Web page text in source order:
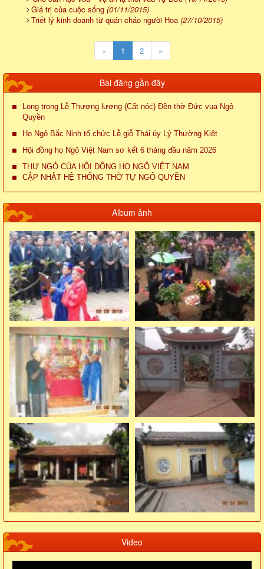
Giá trị của cuộc sống (01/11/2015)
Triết lý kinh doanh từ quán cháo người Hoa (27/10/2015)
« 1 2 »
Bài đăng gần đây
Long trọng Lễ Thượng lương (Cất nóc) Đền thờ Đức vua Ngô
Quyền
Họ Ngô Bắc Ninh tổ chức Lễ giỗ Thái úy Lý Thường Kiệt
Hội đồng họ Ngô Việt Nam sơ kết 6 tháng đầu năm 2026
THƯ NGỎ CỦA HỘI ĐỒNG HỌ NGÔ VIỆT NAM
CẬP NHẬT HỆ THỐNG THỜ TỰ NGÔ QUYỀN
Album ảnh
Video